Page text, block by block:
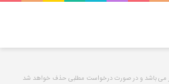
می باشد و در صورت درخواست مطلبی حذف خواهد شد